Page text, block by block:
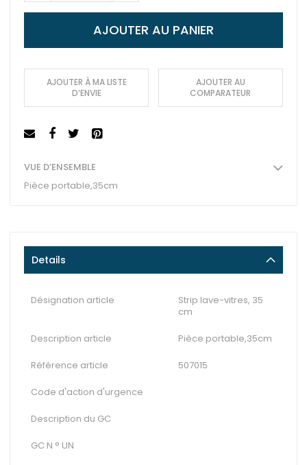
AJOUTER AU PANIER
AJOUTER À MA LISTE
D’ENVIE
AJOUTER AU
COMPARATEUR
VUE D’ENSEMBLE
Pièce portable,35cm
Details
Désignation article
Strip lave-vitres, 35
cm
Description article Pièce portable,35cm
Référence article 507015
Code d'action d'urgence
Description du GC
GC N ° UN